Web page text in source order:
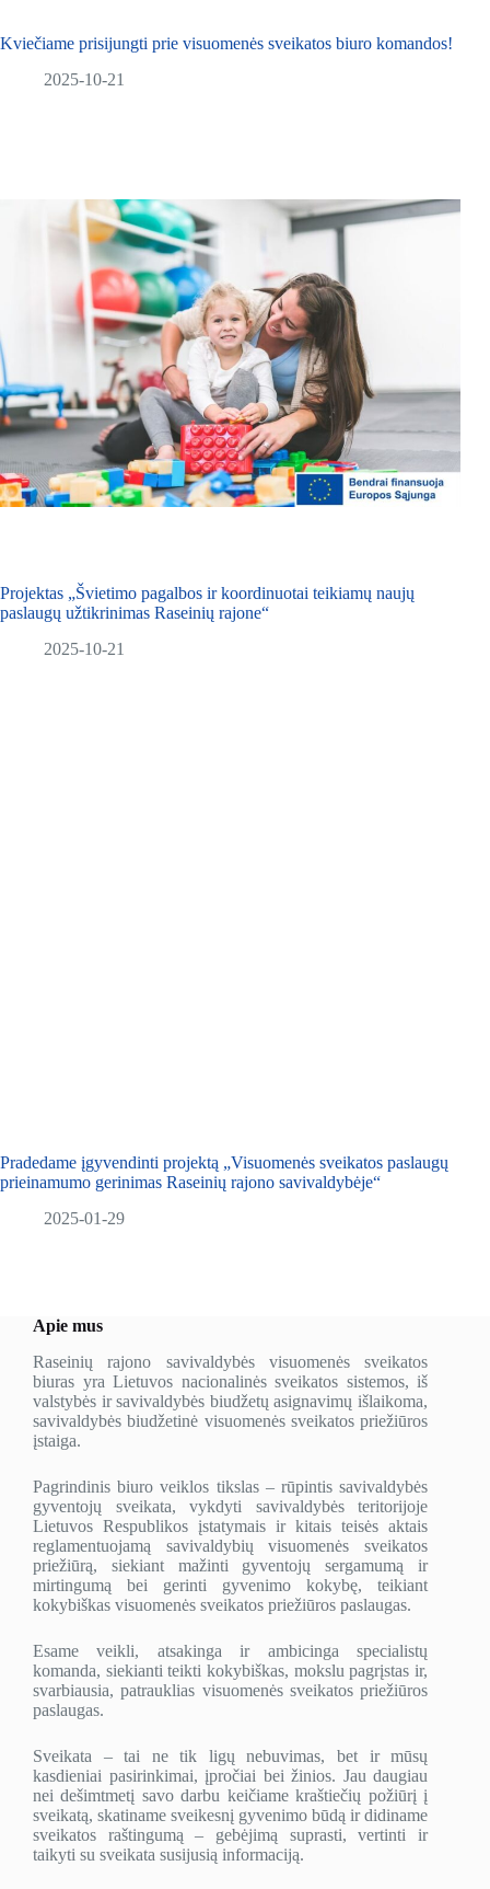
Kviečiame prisijungti prie visuomenės sveikatos biuro komandos!
2025-10-21
Projektas „Švietimo pagalbos ir koordinuotai teikiamų naujų
paslaugų užtikrinimas Raseinių rajone“
2025-10-21
Pradedame įgyvendinti projektą „Visuomenės sveikatos paslaugų
prieinamumo gerinimas Raseinių rajono savivaldybėje“
2025-01-29
Apie mus
Raseinių rajono savivaldybės visuomenės sveikatos
biuras yra Lietuvos nacionalinės sveikatos sistemos, iš
valstybės ir savivaldybės biudžetų asignavimų išlaikoma,
savivaldybės biudžetinė visuomenės sveikatos priežiūros
įstaiga.
Pagrindinis biuro veiklos tikslas – rūpintis savivaldybės
gyventojų sveikata, vykdyti savivaldybės teritorijoje
Lietuvos Respublikos įstatymais ir kitais teisės aktais
reglamentuojamą savivaldybių visuomenės sveikatos
priežiūrą, siekiant mažinti gyventojų sergamumą ir
mirtingumą bei gerinti gyvenimo kokybę, teikiant
kokybiškas visuomenės sveikatos priežiūros paslaugas.
Esame veikli, atsakinga ir ambicinga specialistų
komanda, siekianti teikti kokybiškas, mokslu pagrįstas ir,
svarbiausia, patrauklias visuomenės sveikatos priežiūros
paslaugas.
Sveikata – tai ne tik ligų nebuvimas, bet ir mūsų
kasdieniai pasirinkimai, įpročiai bei žinios. Jau daugiau
nei dešimtmetį savo darbu keičiame kraštiečių požiūrį į
sveikatą, skatiname sveikesnį gyvenimo būdą ir didiname
sveikatos raštingumą – gebėjimą suprasti, vertinti ir
taikyti su sveikata susijusią informaciją.